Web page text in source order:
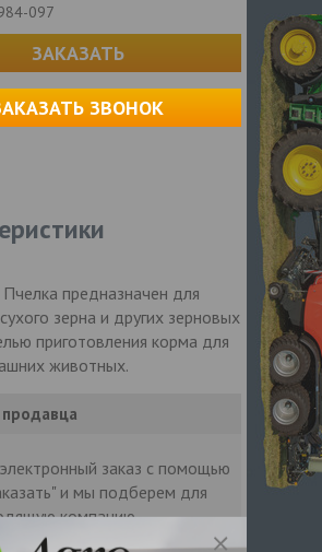
097
ЗАКАЗАТЬ
ЗВОНОК
предназначен для
зерна и других зерновых
приготовления корма для
животных.
заказ с помощью
и мы подберем для
компанию